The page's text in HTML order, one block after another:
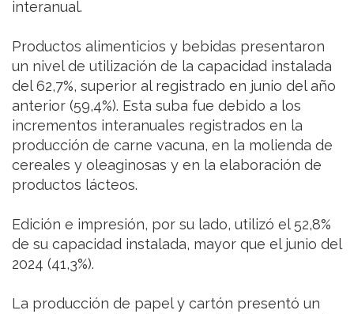
interanual.
Productos alimenticios y bebidas presentaron
un nivel de utilización de la capacidad instalada
del 62,7%, superior al registrado en junio del año
anterior (59,4%). Esta suba fue debido a los
incrementos interanuales registrados en la
producción de carne vacuna, en la molienda de
cereales y oleaginosas y en la elaboración de
productos lácteos.
Edición e impresión, por su lado, utilizó el 52,8%
de su capacidad instalada, mayor que el junio del
2024 (41,3%).
La producción de papel y cartón presentó un